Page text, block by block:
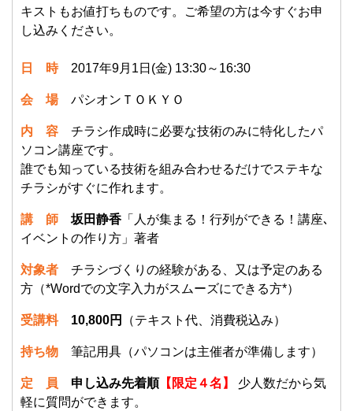
キストもお値打ちものです。ご希望の方は今すぐお申
し込みください。
日 時2017年9月1日(金) 13:30～16:30
会 場パシオンＴＯＫＹＯ
内 容 チラシ作成時に必要な技術のみに特化したパ
ソコン講座です。
誰でも知っている技術を組み合わせるだけでステキな
チラシがすぐに作れます。
講 師 坂田静香 「人が集まる！行列ができる！講座､
イベントの作り方」著者
対象者 チラシづくりの経験がある、又は予定のある
方（*Wordでの文字入力がスムーズにできる方*）
受講料 10,800円 （テキスト代、消費税込み）
持ち物 筆記用具（パソコンは主催者が準備します）
定 員 申し込み先着順【限定４名】
少人数だから気
軽に質問ができます。